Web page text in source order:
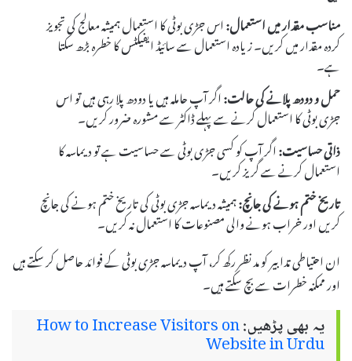
مناسب مقدار میں استعمال:اس جڑی بوٹی کا استعمال ہمیشہ معالج کی تجویز
کردہ مقدار میں کریں۔ زیادہ استعمال سے سائیڈ ایفیکٹس کا خطرہ بڑھ سکتا
ہے۔
حمل و دودھ پلانے کی حالت:اگر آپ حاملہ ہیں یا دودھ پلا رہی ہیں تو اس
جڑی بوٹی کا استعمال کرنے سے پہلے ڈاکٹر سے مشورہ ضرور کریں۔
ذاتی حساسیت:اگر آپ کو کسی جڑی بوٹی سے حساسیت ہے تو دیماسہ کا
استعمال کرنے سے گریز کریں۔
تاریخ ختم ہونے کی جانچ:ہمیشہ دیماسہ جڑی بوٹی کی تاریخ ختم ہونے کی جانچ
کریں اور خراب ہونے والی مصنوعات کا استعمال نہ کریں۔
ان احتیاطی تدابیر کو مد نظر رکھ کر، آپ دیماسہ جڑی بوٹی کے فوائد حاصل کر سکتے ہیں
اور ممکنہ خطرات سے بچ سکتے ہیں۔
یہ بھی پڑھیں:How to Increase Visitors on
Website in Urdu